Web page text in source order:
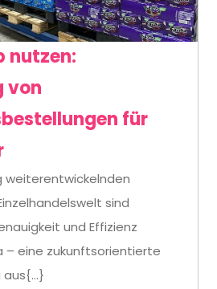
nutzen:
von
für
Die
Kirpa
App
nutzen:
Erleichterung
weiterentwickelnden
sind
und Effizienz
– eine zukunftsorientierte